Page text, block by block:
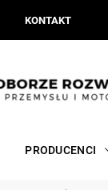
KONTAKT
PRODUCENCI